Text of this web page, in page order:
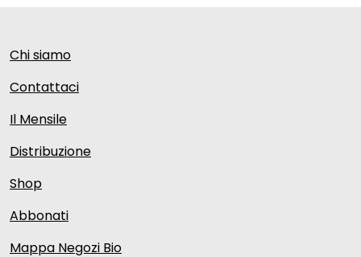
Chi siamo
Contattaci
Il Mensile
Distribuzione
Shop
Abbonati
Mappa Negozi Bio